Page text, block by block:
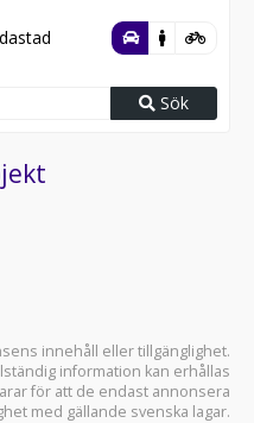
Sök
innehåll eller tillgänglighet.
information kan erhållas
för att de endast annonsera
med gällande svenska lagar.